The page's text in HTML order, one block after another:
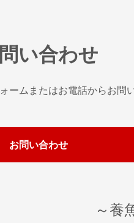
い合わせ
ームまたはお電話からお問
お問い合わせ
～養